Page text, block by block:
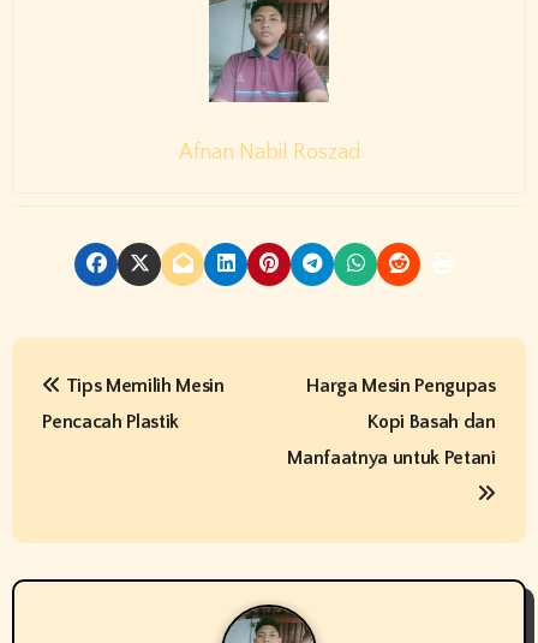
Afnan Nabil Roszad
P
n
a
Tips Memilih Mesin
Pencacah Plastik
Harga Mesin Pengupas
Kopi Basah dan
Manfaatnya untuk Petani